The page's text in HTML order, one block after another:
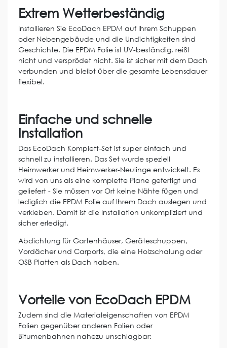
Extrem Wetterbeständig
Installieren Sie EcoDach EPDM auf Ihrem Schuppen
oder Nebengebäude und die Undichtigkeiten sind
Geschichte. Die EPDM Folie ist UV-beständig, reißt
nicht und versprödet nicht. Sie ist sicher mit dem Dach
verbunden und bleibt über die gesamte Lebensdauer
flexibel.
Einfache und schnelle
Installation
Das EcoDach Komplett-Set ist super einfach und
schnell zu installieren. Das Set wurde speziell
Heimwerker und Heimwerker-Neulinge entwickelt. Es
wird von uns als eine komplette Plane gefertigt und
geliefert - Sie müssen vor Ort keine Nähte fügen und
lediglich die EPDM Folie auf Ihrem Dach auslegen und
verkleben. Damit ist die Installation unkompliziert und
sicher erledigt.
Abdichtung für Gartenhäuser, Geräteschuppen,
Vordächer und Carports, die eine Holzschalung oder
OSB Platten als Dach haben.
Vorteile von EcoDach EPDM
Zudem sind die Materialeigenschaften von EPDM
Folien gegenüber anderen Folien oder
Bitumenbahnen nahezu unschlagbar: